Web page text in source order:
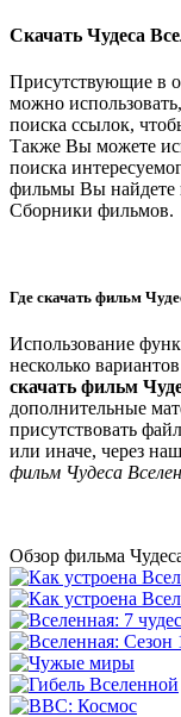
Скачать Чудеса
Присутствующие в
можно
поиска ссылок,
Также Вы можете
поиска
фильмы Вы найдете
Сборники фильмов.
Где скачать фильм
Использование
несколько
скачать фильм
дополнительные
присутствовать
или иначе, через
фильм Чудеса
Обзор фильма